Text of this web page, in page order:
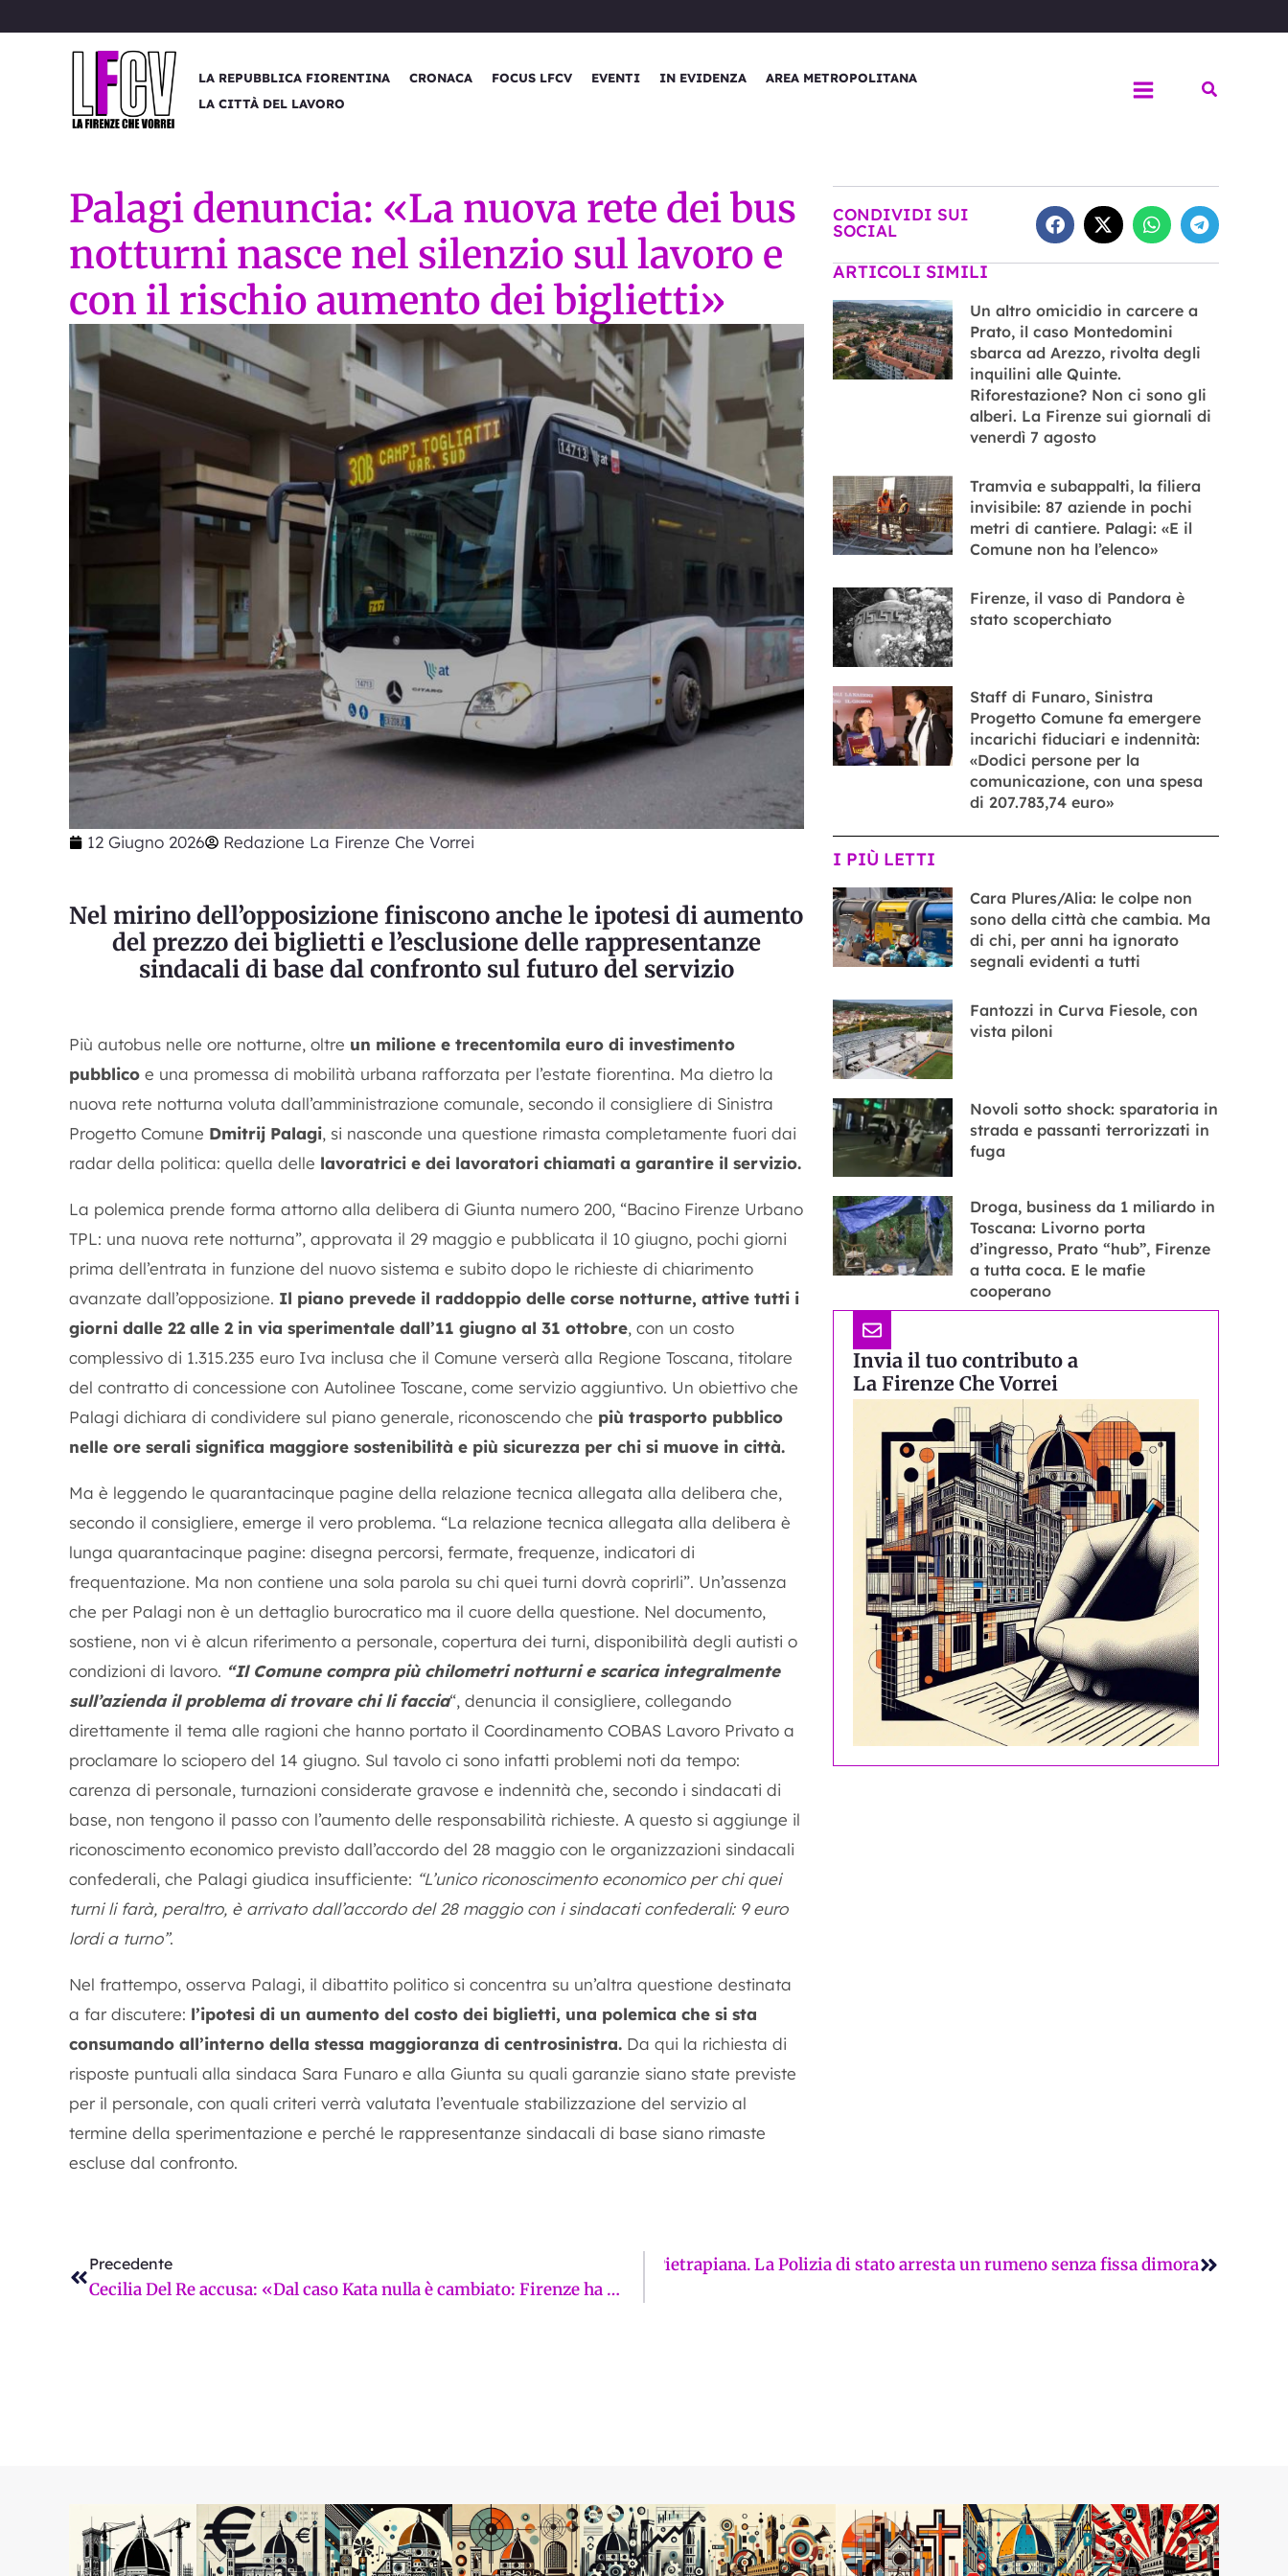
al
LA REPUBBLICA FIORENTINA CRONACA FOCUS LFCV EVENTI IN EVIDENZA
AREA METROPOLITANA
LA CITTÀ DEL LAVORO
Cerca
Palagi denuncia: «La nuova rete dei bus
notturni nasce nel silenzio sul lavoro e
con il rischio aumento dei biglietti»
12 Giugno 2026 Redazione La Firenze Che Vorrei
Nel mirino dell’opposizione finiscono anche le ipotesi di aumento
del prezzo dei biglietti e l’esclusione delle rappresentanze
sindacali di base dal confronto sul futuro del servizio
Più autobus nelle ore notturne, oltre un milione e trecentomila euro di investimento
pubblico e una promessa di mobilità urbana rafforzata per l’estate fiorentina. Ma dietro la
nuova rete notturna voluta dall’amministrazione comunale, secondo il consigliere di Sinistra
Progetto Comune Dmitrij Palagi, si nasconde una questione rimasta completamente fuori dai
radar della politica: quella delle lavoratrici e dei lavoratori chiamati a garantire il servizio.
La polemica prende forma attorno alla delibera di Giunta numero 200, “Bacino Firenze Urbano
TPL: una nuova rete notturna”, approvata il 29 maggio e pubblicata il 10 giugno, pochi giorni
prima dell’entrata in funzione del nuovo sistema e subito dopo le richieste di chiarimento
avanzate dall’opposizione. Il piano prevede il raddoppio delle corse notturne, attive tutti i
giorni dalle 22 alle 2 in via sperimentale dall’11 giugno al 31 ottobre, con un costo
complessivo di 1.315.235 euro Iva inclusa che il Comune verserà alla Regione Toscana, titolare
del contratto di concessione con Autolinee Toscane, come servizio aggiuntivo. Un obiettivo che
Palagi dichiara di condividere sul piano generale, riconoscendo che più trasporto pubblico
nelle ore serali significa maggiore sostenibilità e più sicurezza per chi si muove in città.
Ma è leggendo le quarantacinque pagine della relazione tecnica allegata alla delibera che,
secondo il consigliere, emerge il vero problema. “La relazione tecnica allegata alla delibera è
lunga quarantacinque pagine: disegna percorsi, fermate, frequenze, indicatori di
frequentazione. Ma non contiene una sola parola su chi quei turni dovrà coprirli”. Un’assenza
che per Palagi non è un dettaglio burocratico ma il cuore della questione. Nel documento,
sostiene, non vi è alcun riferimento a personale, copertura dei turni, disponibilità degli autisti o
condizioni di lavoro. “Il Comune compra più chilometri notturni e scarica integralmente
sull’azienda il problema di trovare chi li faccia“, denuncia il consigliere, collegando
direttamente il tema alle ragioni che hanno portato il Coordinamento COBAS Lavoro Privato a
proclamare lo sciopero del 14 giugno. Sul tavolo ci sono infatti problemi noti da tempo:
carenza di personale, turnazioni considerate gravose e indennità che, secondo i sindacati di
base, non tengono il passo con l’aumento delle responsabilità richieste. A questo si aggiunge il
riconoscimento economico previsto dall’accordo del 28 maggio con le organizzazioni sindacali
confederali, che Palagi giudica insufficiente: “L’unico riconoscimento economico per chi quei
turni li farà, peraltro, è arrivato dall’accordo del 28 maggio con i sindacati confederali: 9 euro
lordi a turno”.
Nel frattempo, osserva Palagi, il dibattito politico si concentra su un’altra questione destinata
a far discutere: l’ipotesi di un aumento del costo dei biglietti, una polemica che si sta
consumando all’interno della stessa maggioranza di centrosinistra. Da qui la richiesta di
risposte puntuali alla sindaca Sara Funaro e alla Giunta su quali garanzie siano state previste
per il personale, con quali criteri verrà valutata l’eventuale stabilizzazione del servizio al
termine della sperimentazione e perché le rappresentanze sindacali di base siano rimaste
escluse dal confronto.
CONDIVIDI SUI
SOCIAL
ARTICOLI SIMILI
Un altro omicidio in carcere a
Prato, il caso Montedomini
sbarca ad Arezzo, rivolta degli
inquilini alle Quinte.
Riforestazione? Non ci sono gli
alberi. La Firenze sui giornali di
venerdì 7 agosto
Tramvia e subappalti, la filiera
invisibile: 87 aziende in pochi
metri di cantiere. Palagi: «E il
Comune non ha l’elenco»
Firenze, il vaso di Pandora è
stato scoperchiato
Staff di Funaro, Sinistra
Progetto Comune fa emergere
incarichi fiduciari e indennità:
«Dodici persone per la
comunicazione, con una spesa
di 207.783,74 euro»
I PIÙ LETTI
Cara Plures/Alia: le colpe non
sono della città che cambia. Ma
di chi, per anni ha ignorato
segnali evidenti a tutti
Fantozzi in Curva Fiesole, con
vista piloni
Novoli sotto shock: sparatoria in
strada e passanti terrorizzati in
fuga
Droga, business da 1 miliardo in
Toscana: Livorno porta
d’ingresso, Prato “hub”, Firenze
a tutta coca. E le mafie
cooperano
Invia il tuo contributo a
La Firenze Che Vorrei
Precedente
Cecilia Del Re accusa: «Dal caso Kata nulla è cambiato: Firenze ha ancora 844 case popolari vuote»
Prossimo Violenta aggressione nei confronti di un senzatetto in via Pietrapiana. La Polizia di stato arresta un rumeno senza fissa dimora